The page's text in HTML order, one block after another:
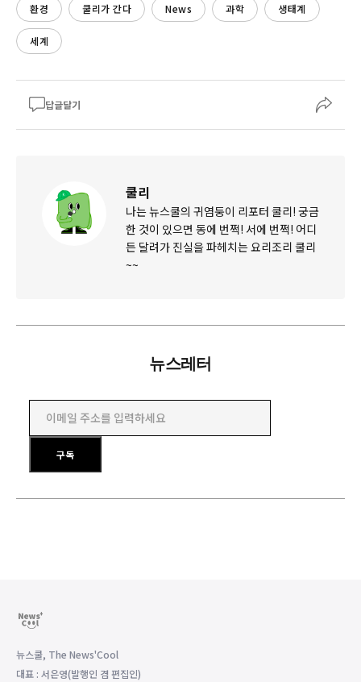
환경 쿨리가 간다 News 과학 생태계
세계
답글달기
쿨리
나는 뉴스쿨의 귀염둥이 리포터 쿨리! 궁금
한 것이 있으면 동에 번쩍! 서에 번쩍! 어디
든 달려가 진실을 파헤치는 요리조리 쿨리
~~
뉴스레터
구독
뉴스쿨, The News'Cool
대표 : 서은영(발행인 겸 편집인)